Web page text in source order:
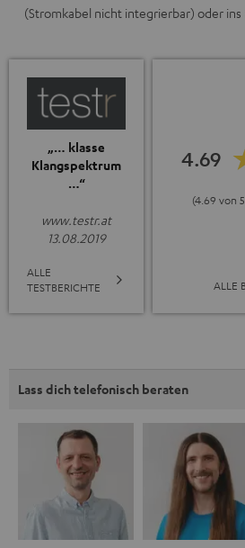
(Stromkabel nicht integrierbar) oder ins
„… klasse
Klangspektrum
…“
www.testr.at
13.08.2019
ALLE
TESTBERICHTE
4.69
(4.69 von
ALLE
Lass dich telefonisch beraten